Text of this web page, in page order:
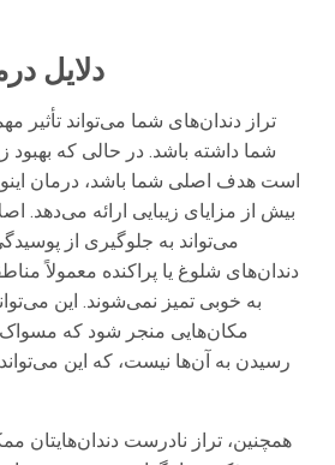
دلایل
تراز دندان‌های شما می‌تواند
شما داشته باشد. در حالی که بهبود
است هدف اصلی شما باشد، درمان
بیش از مزایای زیبایی ارائه می‌دهد.
می‌تواند به جلوگیری از
دندان‌های شلوغ یا پراکنده معمولاً
به خوبی تمیز نمی‌شوند. این
مکان‌هایی منجر شود که مسواک
رسیدن به آن‌ها نیست، که این
همچنین، تراز نادرست